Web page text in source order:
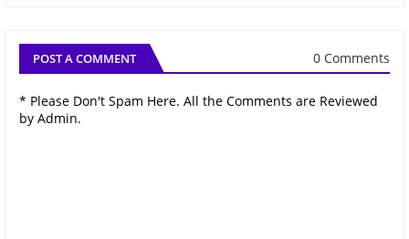
POST A COMMENT 0 Comments
* Please Don't Spam Here. All the Comments are Reviewed
by Admin.